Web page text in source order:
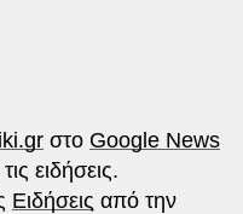
στο Google News
ειδήσεις.
Ειδήσεις από την